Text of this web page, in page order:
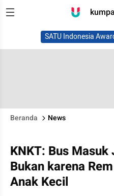
SATU Indonesia
Beranda News
KNKT: Bus
Bukan karena
Anak Kecil